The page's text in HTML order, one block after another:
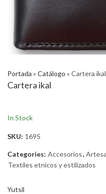
Portada » Catálogo » Cartera ikal
Cartera ikal
In Stock
SKU: 1695
Categories: Accesorios,
Textiles etnicos y estilizados
Yutsil